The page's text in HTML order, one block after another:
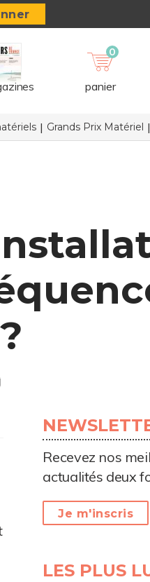
0
panier
Grands Prix Matériel
Recevez nos
actualités deux
Je m'inscris
LES PLUS